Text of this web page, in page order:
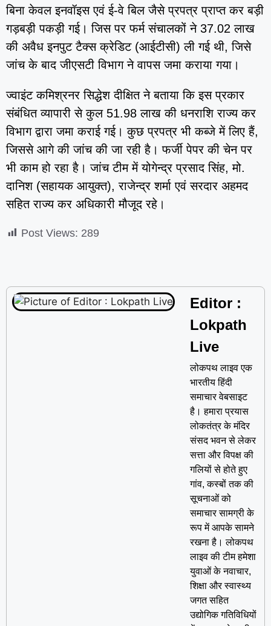
बिना केवल इनवॉइस एवं ई-वे बिल जैसे प्रपत्र प्राप्त कर बड़ी
गड़बड़ी पकड़ी गई। जिस पर फर्म संचालकों ने 37.02 लाख
की अवैध इनपुट टैक्स क्रेडिट (आईटीसी) ली गई थी, जिसे
जांच के बाद जीएसटी विभाग ने वापस जमा कराया गया।
ज्वाइंट कमिश्रनर सिद्धेश दीक्षित ने बताया कि इस प्रकार
संबंधित व्यापारी से कुल 51.98 लाख की धनराशि राज्य कर
विभाग द्वारा जमा कराई गई। कुछ प्रपत्र भी कब्जे में लिए हैं,
जिससे आगे की जांच की जा रही है। फर्जी पेपर की चेन पर
भी काम हो रहा है। जांच टीम में योगेन्द्र प्रसाद सिंह, मो.
दानिश (सहायक आयुक्त), राजेन्द्र शर्मा एवं सरदार अहमद
सहित राज्य कर अधिकारी मौजूद रहे।
Post Views: 289
Editor :
Lokpath
Live
लोकपथ लाइव एक
भारतीय हिंदी
समाचार वेबसाइट
है। हमारा प्रयास
लोकतंत्र के मंदिर
संसद भवन से लेकर
सत्ता और विपक्ष की
गलियों से होते हुए
गांव, कस्बों तक की
सूचनाओं को
समाचार सामग्री के
रूप में आपके सामने
रखना है। लोकपथ
लाइव की टीम हमेशा
युवाओं के नवाचार,
शिक्षा और स्वास्थ्य
जगत सहित
उद्योगिक गतिविधियों